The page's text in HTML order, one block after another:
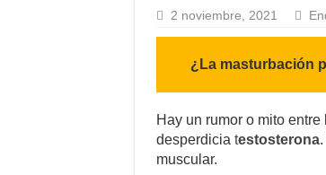
2 noviembre, 2021
¿La masturbación
Hay un rumor o mito
desperdicia testosterona.
muscular.